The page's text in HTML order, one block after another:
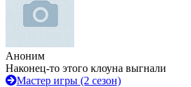
Аноним
Наконец-то этого клоуна выгнали
Мастер игры (2 сезон)